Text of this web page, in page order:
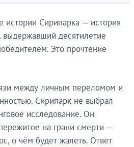
истории Сирипарка — история
выдержавший десятилетие
Это прочтение
между личным переломом и
Сирипарк не выбрал
исследование. Он
на грани смерти —
о чём будет жалеть. Ответ